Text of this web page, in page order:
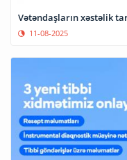
Vətəndaşların xəstəlik
11-08-2025